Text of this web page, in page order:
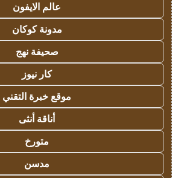
عالم الايفون
مدونة كوكان
صحيفة نهج
كار نيوز
موقع خبرة التقني
أناقة أنثى
متورخ
مدسن